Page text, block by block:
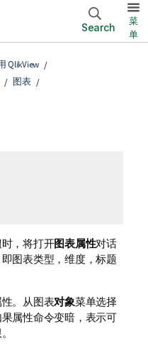
Search
菜
单
QlikView
图表
，将打开图表属性对话
图表类型，维度，标题
。从图表对象菜单选择
属性命令变暗，表示可